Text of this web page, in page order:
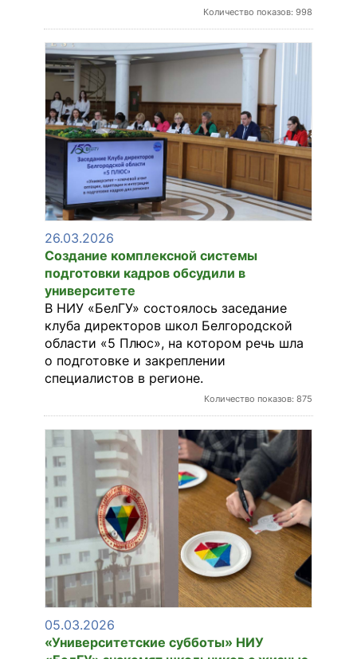
Количество показов: 998
26.03.2026
Создание комплексной системы
подготовки кадров обсудили в
университете
В НИУ «БелГУ» состоялось заседание
клуба директоров школ Белгородской
области «5 Плюс», на котором речь шла
о подготовке и закреплении
специалистов в регионе.
Количество показов: 875
05.03.2026
«Университетские субботы» НИУ